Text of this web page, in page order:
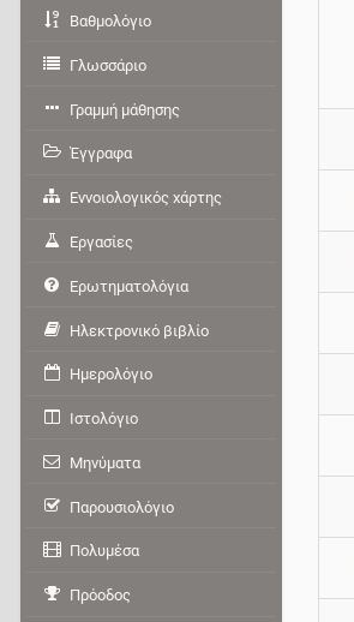
Βαθμολόγιο
Γλωσσάριο
Γραμμή μάθησης
Έγγραφα
Εννοιολογικός χάρτης
Εργασίες
Ερωτηματολόγια
Ηλεκτρονικό βιβλίο
Ημερολόγιο
Ιστολόγιο
Μηνύματα
Παρουσιολόγιο
Πολυμέσα
Πρόοδος